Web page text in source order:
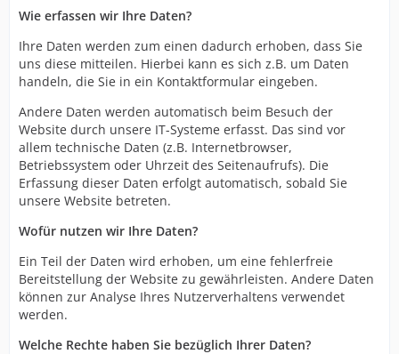
Wie erfassen wir Ihre Daten?
Ihre Daten werden zum einen dadurch erhoben, dass Sie
uns diese mitteilen. Hierbei kann es sich z.B. um Daten
handeln, die Sie in ein Kontaktformular eingeben.
Andere Daten werden automatisch beim Besuch der
Website durch unsere IT-Systeme erfasst. Das sind vor
allem technische Daten (z.B. Internetbrowser,
Betriebssystem oder Uhrzeit des Seitenaufrufs). Die
Erfassung dieser Daten erfolgt automatisch, sobald Sie
unsere Website betreten.
Wofür nutzen wir Ihre Daten?
Ein Teil der Daten wird erhoben, um eine fehlerfreie
Bereitstellung der Website zu gewährleisten. Andere Daten
können zur Analyse Ihres Nutzerverhaltens verwendet
werden.
Welche Rechte haben Sie bezüglich Ihrer Daten?